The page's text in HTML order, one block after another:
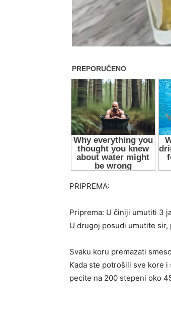
PRIPREMA:
Priprema: U činiji umutiti 3
U drugoj posudi umutite sir,
Svaku koru premazati
Kada ste potrošili sve kore
pecite na 200 stepeni oko